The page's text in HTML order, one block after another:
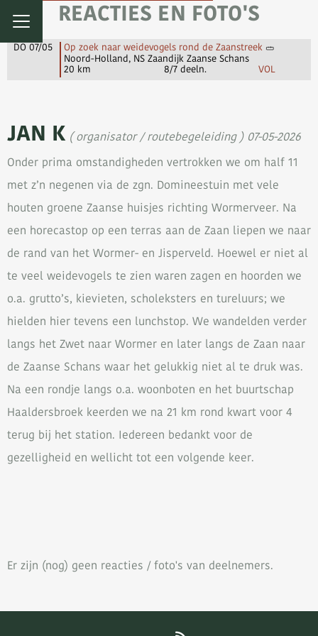
REACTIES EN FOTO'S
DO 07/05 Op zoek naar weidevogels rond de Zaanstreek
Noord-Holland, NS Zaandijk Zaanse Schans
20 km 8/7 deeln. VOL
JAN K ( organisator / routebegeleiding ) 07-05-2026
Onder prima omstandigheden vertrokken we om half 11
met z’n negenen via de zgn. Domineestuin met vele
houten groene Zaanse huisjes richting Wormerveer. Na
een horecastop op een terras aan de Zaan liepen we naar
de rand van het Wormer- en Jisperveld. Hoewel er niet al
te veel weidevogels te zien waren zagen en hoorden we
o.a. grutto’s, kievieten, scholeksters en tureluurs; we
hielden hier tevens een lunchstop. We wandelden verder
langs het Zwet naar Wormer en later langs de Zaan naar
de Zaanse Schans waar het gelukkig niet al te druk was.
Na een rondje langs o.a. woonboten en het buurtschap
Haaldersbroek keerden we na 21 km rond kwart voor 4
terug bij het station. Iedereen bedankt voor de
gezelligheid en wellicht tot een volgende keer.
Er zijn (nog) geen reacties / foto's van deelnemers.